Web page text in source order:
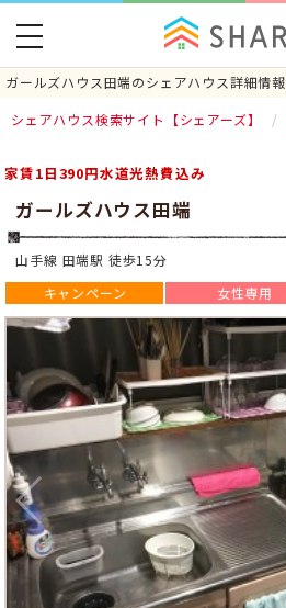
ガールズハウス田端のシェアハウス詳細情報
toggle
navigation
シェアハウス検索サイト【シェアーズ】
家賃1日390円水道光熱費込み
ガールズハウス田端
山手線 田端駅 徒歩15分
キャンペーン
女性専用